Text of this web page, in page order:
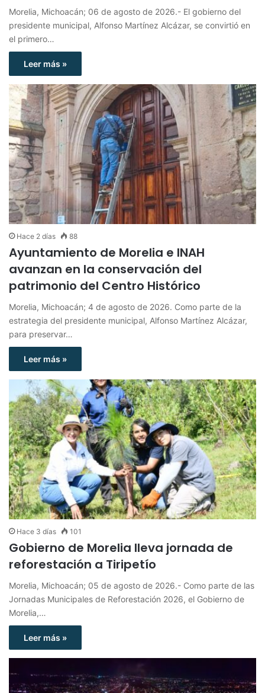
Morelia, Michoacán; 06 de agosto de 2026.- El gobierno del
presidente municipal, Alfonso Martínez Alcázar, se convirtió en
el primero…
Leer más »
Hace 2 días 88
Ayuntamiento de Morelia e INAH
avanzan en la conservación del
patrimonio del Centro Histórico
Morelia, Michoacán; 4 de agosto de 2026. Como parte de la
estrategia del presidente municipal, Alfonso Martínez Alcázar,
para preservar…
Leer más »
Hace 3 días 101
Gobierno de Morelia lleva jornada de
reforestación a Tiripetío
Morelia, Michoacán; 05 de agosto de 2026.- Como parte de las
Jornadas Municipales de Reforestación 2026, el Gobierno de
Morelia,…
Leer más »